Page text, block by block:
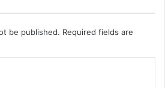
be published. Required fields are